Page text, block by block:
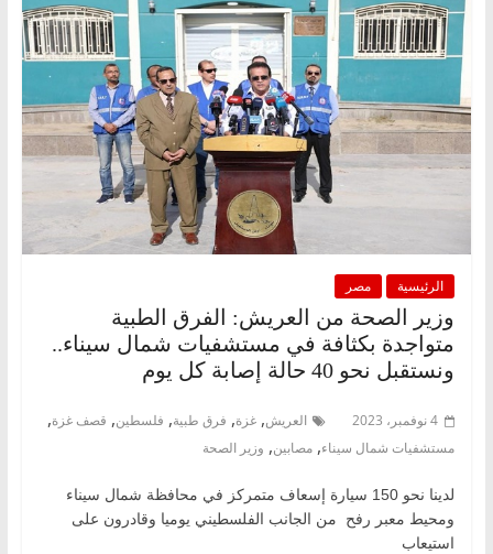
الرئيسية مصر
وزير الصحة من العريش: الفرق الطبية
متواجدة بكثافة في مستشفيات شمال سيناء..
ونستقبل نحو 40 حالة إصابة كل يوم
4 نوفمبر، 2023 العريش, غزة, فرق طبية, فلسطين, قصف غزة,
مستشفيات شمال سيناء, مصابين, وزير الصحة
لدينا نحو 150 سيارة إسعاف متمركز في محافظة شمال سيناء
ومحيط معبر رفح من الجانب الفلسطيني يوميا وقادرون على
استيعاب